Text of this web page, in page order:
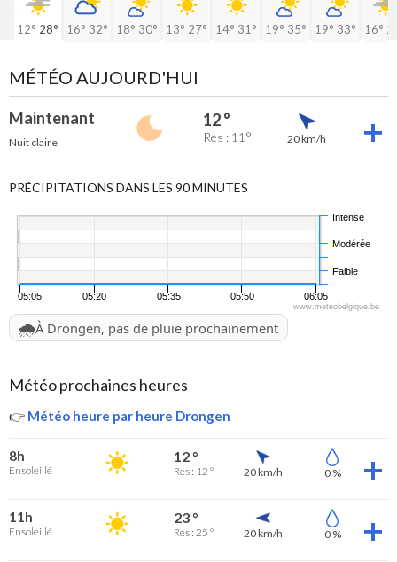
12° 28° 16° 32° 18° 30° 13° 27° 14° 31° 19° 35° 19° 33° 16°
MÉTÉO AUJOURD'HUI
Maintenant
Nuit claire
12 °
Res : 11° 20 km/h
PRÉCIPITATIONS DANS LES 90 MINUTES
05:05 05:20 05:35 05:50 06:05
Faible
Modérée
Intense
www.meteobelgique.be
🌧️À Drongen, pas de pluie prochainement
Météo prochaines heures
👉 Météo heure par heure Drongen
8h
Ensoleillé
12 °
Res : 12 ° 20 km/h 0 %
11h
Ensoleillé
23 °
Res : 25 ° 20 km/h 0 %